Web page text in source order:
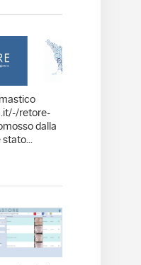
retore-
dalla
stato...